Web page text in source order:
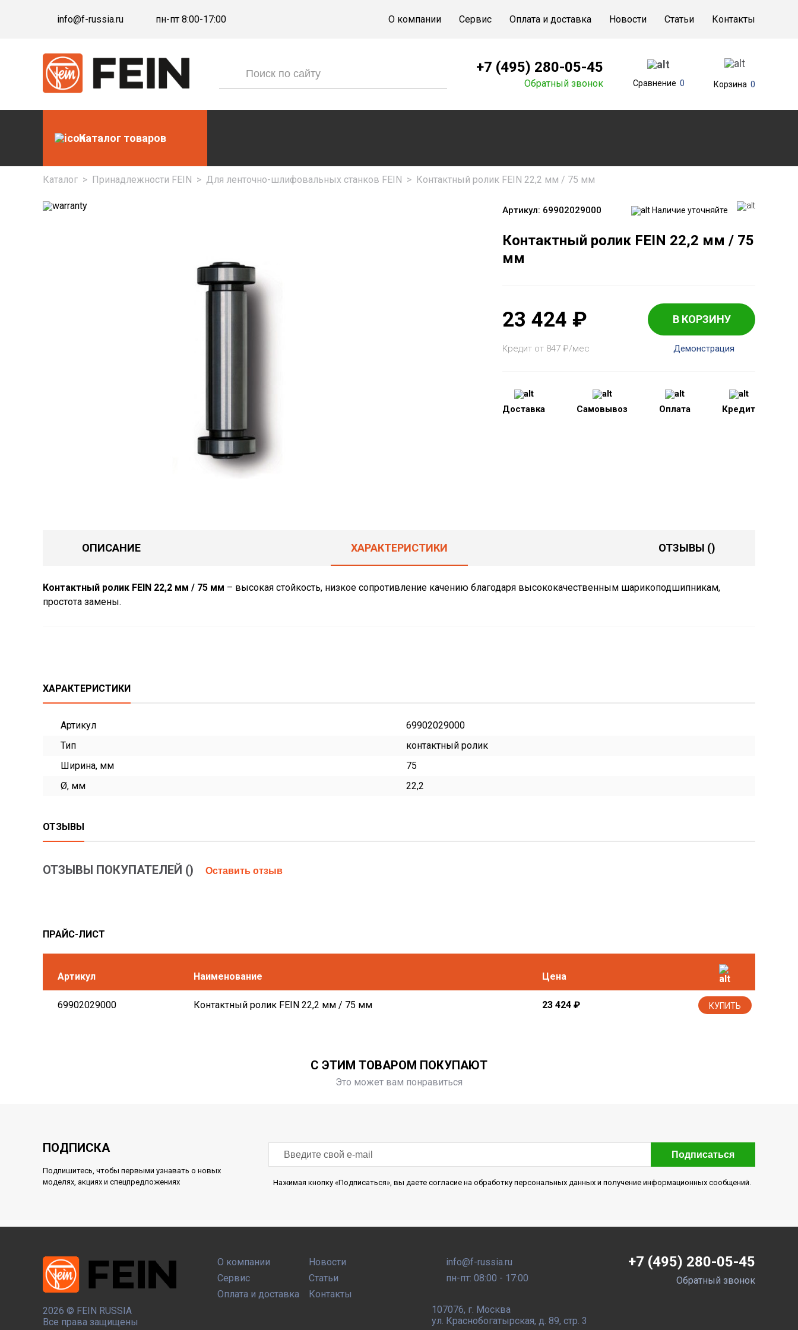
info@f-russia.ru пн-пт 8:00-17:00 О компании Сервис Оплата и доставка Новости Статьи Контакты
+7 (495) 280-05-45
Обратный звонок Сравнение 0 Корзина 0
Каталог товаров
Каталог > Принадлежности FEIN > Для ленточно-шлифовальных станков FEIN > Контактный ролик FEIN 22,2 мм / 75 мм
Артикул: 69902029000 Наличие уточняйте
Контактный ролик FEIN 22,2 мм / 75
мм
23 424 ₽ В КОРЗИНУ
Кредит от 847 ₽/мес Демонстрация
Доставка Самовывоз Оплата Кредит
ОПИСАНИЕ ХАРАКТЕРИСТИКИ ОТЗЫВЫ ()
Контактный ролик FEIN 22,2 мм / 75 мм – высокая стойкость, низкое сопротивление качению благодаря высококачественным шарикоподшипникам,
простота замены.
ХАРАКТЕРИСТИКИ
Артикул
69902029000
Тип
контактный ролик
Ширина, мм
75
Ø, мм
22,2
ОТЗЫВЫ
ОТЗЫВЫ ПОКУПАТЕЛЕЙ () Оставить отзыв
ПРАЙС-ЛИСТ
Артикул Наименование Цена
69902029000 Контактный ролик FEIN 22,2 мм / 75 мм 23 424 ₽ КУПИТЬ
С ЭТИМ ТОВАРОМ ПОКУПАЮТ
Это может вам понравиться
ПОДПИСКА
Подпишитесь, чтобы первыми узнавать о новых
моделях, акциях и спецпредложениях
Подписаться
Нажимая кнопку «Подписаться», вы даете согласие на обработку персональных данных и получение информационных сообщений.
2026 © FEIN RUSSIA
Все права защищены
О компании
Сервис
Оплата и доставка
Новости
Статьи
Контакты
info@f-russia.ru
пн-пт: 08:00 - 17:00
107076, г. Москва
ул. Краснобогатырская, д. 89, стр. 3
+7 (495) 280-05-45
Обратный звонок